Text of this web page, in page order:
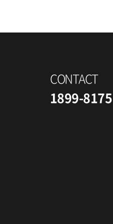
CONTACT
1899-8175